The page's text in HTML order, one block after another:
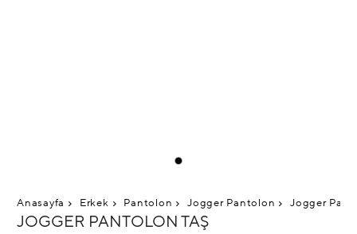
Anasayfa Erkek Pantolon Jogger Pantolon Jogger
JOGGER PANTOLON TAŞ